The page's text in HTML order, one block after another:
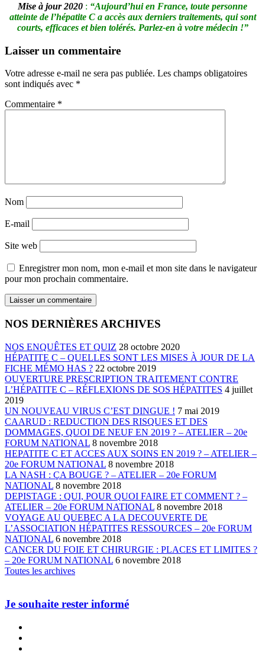
Mise à jour 2020 : “Aujourd’hui en France, toute personne
atteinte de l’hépatite C a accès aux derniers traitements, qui sont
courts, efficaces et bien tolérés. Parlez-en à votre médecin !”
Laisser un commentaire
Votre adresse e-mail ne sera pas publiée. Les champs obligatoires
sont indiqués avec *
Commentaire *
Nom
E-mail
Site web
Enregistrer mon nom, mon e-mail et mon site dans le navigateur
pour mon prochain commentaire.
NOS DERNIÈRES ARCHIVES
NOS ENQUÊTES ET QUIZ 28 octobre 2020
HÉPATITE C – QUELLES SONT LES MISES À JOUR DE LA
FICHE MÉMO HAS ? 22 octobre 2019
OUVERTURE PRESCRIPTION TRAITEMENT CONTRE
L’HÉPATITE C – RÉFLEXIONS DE SOS HÉPATITES 4 juillet
2019
UN NOUVEAU VIRUS C’EST DINGUE ! 7 mai 2019
CAARUD : REDUCTION DES RISQUES ET DES
DOMMAGES, QUOI DE NEUF EN 2019 ? – ATELIER – 20e
FORUM NATIONAL 8 novembre 2018
HEPATITE C ET ACCES AUX SOINS EN 2019 ? – ATELIER –
20e FORUM NATIONAL 8 novembre 2018
LA NASH : ÇA BOUGE ? – ATELIER – 20e FORUM
NATIONAL 8 novembre 2018
DEPISTAGE : QUI, POUR QUOI FAIRE ET COMMENT ? –
ATELIER – 20e FORUM NATIONAL 8 novembre 2018
VOYAGE AU QUEBEC A LA DECOUVERTE DE
L’ASSOCIATION HÉPATITES RESSOURCES – 20e FORUM
NATIONAL 6 novembre 2018
CANCER DU FOIE ET CHIRURGIE : PLACES ET LIMITES ?
– 20e FORUM NATIONAL 6 novembre 2018
Toutes les archives
Je souhaite rester informé